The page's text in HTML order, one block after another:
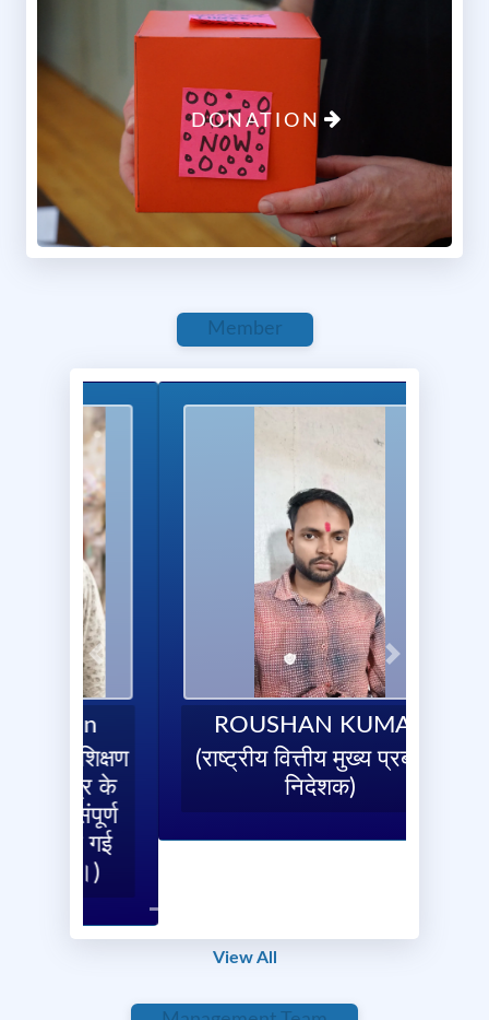
DONATION
it also qualifies for Income Tax exemption under
Section 80G, as our trust is registered for tax benefits.
Your donation will help us: Provide nutritious meals
twice a day to flood-affected families Offer temporary
shelters and safe spaces for the displaced Distribute
essential clothing and supplies for children and the
needy Ways to Donate: Bank Transfer / UPI: Account
Name: Santhi Gramin Vikas Trust Samiti Account
Number: 42978829342 IFSC / UPI ID: SBIN0003007
Cash or Other Methods: Contact our local office:
Contact: Shri Ram Sudihar, +91 77818 98636 Your
small contribution can save homes, feed hungry
children, and bring hope to thousands in need.
May 8, 2025 at 8:01 AM
Previous
शांति ग्रामीण विकास ट्रस्ट समिति मुख्यालय: सिरसिया कमरगामा,
सिंगेश्वर, मधेपुरा, बिहार विशेष सूचना दिनांक: [08 मई 2025] विषय:
महिला गृह उद्योग हेतु पंजीकरण फार्म की डाटा एंट्री एवं हार्ड कॉपी जमा
करने के संबंध में बिहार राज्य के सभी प्रखंड परियोजना प्रबंधक को
अंतर्गत महिला गृह उद्योग के लिए जिन महिलाओं के पंजीकरण फॉर्म आपने
कलेक्ट किए हैं या प्राप्त किए हैं, उनकी डाटा एंट्री कार्य शीघ्रातिशीघ्र
नीचे दिए गए लिंक पर पूर्ण करें: [
पंजीकरण फॉर्म की हार्ड कॉपी कार्यालय में 18 मई 2025 तक अनिवार्य
Member
ROUSHAN KUMAR
(राष्ट्रीय वित्तीय मुख्य प्रबंधक
Previous
Management Team